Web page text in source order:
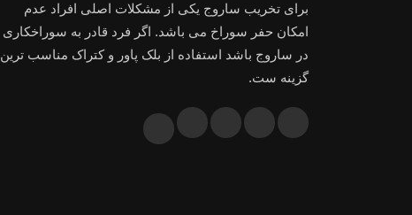
برای تخریب ساروج یکی از مشکلات اصلی افراد عدم
امکان حفر سوراخ می باشد. اگر فرد قادر به سوراخکاری
در ساروج باشد استفاده از بلک پاور و کتراک مناسب ترین
گزینه ست.